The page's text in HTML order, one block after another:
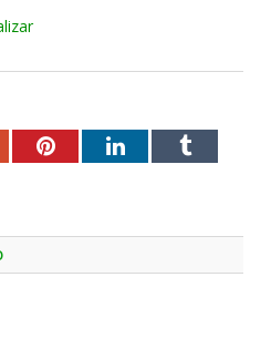
PinterestLinkedInTumblr